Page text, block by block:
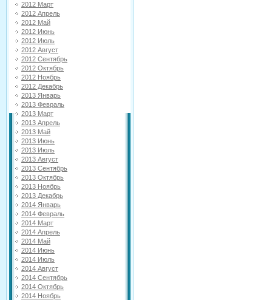
2012 Март
2012 Апрель
2012 Май
2012 Июнь
2012 Июль
2012 Август
2012 Сентябрь
2012 Октябрь
2012 Ноябрь
2012 Декабрь
2013 Январь
2013 Февраль
2013 Март
2013 Апрель
2013 Май
2013 Июнь
2013 Июль
2013 Август
2013 Сентябрь
2013 Октябрь
2013 Ноябрь
2013 Декабрь
2014 Январь
2014 Февраль
2014 Март
2014 Апрель
2014 Май
2014 Июнь
2014 Июль
2014 Август
2014 Сентябрь
2014 Октябрь
2014 Ноябрь